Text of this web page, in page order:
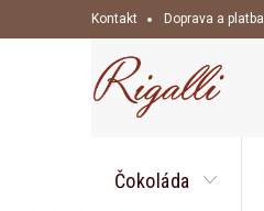
na
Kontakt Doprava a platba
Čokoláda